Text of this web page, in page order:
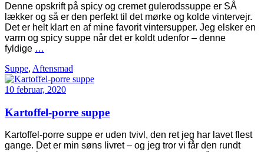
Denne opskrift på spicy og cremet gulerodssuppe er SÅ
lækker og så er den perfekt til det mørke og kolde vintervejr.
Det er helt klart en af mine favorit vintersupper. Jeg elsker en
varm og spicy suppe når det er koldt udenfor – denne
fyldige …
Suppe, Aftensmad
10 februar, 2020
Kartoffel-porre suppe
Kartoffel-porre suppe er uden tvivl, den ret jeg har lavet flest
gange. Det er min søns livret – og jeg tror vi får den rundt